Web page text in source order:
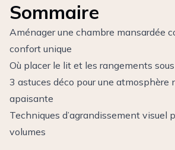
Sommaire
Aménager une chambre mansardée
confort unique
Où placer le lit et les rangements
3 astuces déco pour une atmosphère
apaisante
Techniques d’agrandissement visuel
volumes